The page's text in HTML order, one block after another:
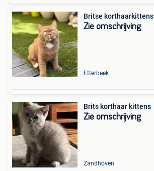
Britse korthaarkittens
Zie omschrijving
Etterbeek
Brits korthaar kittens
Zie omschrijving
Zandhoven